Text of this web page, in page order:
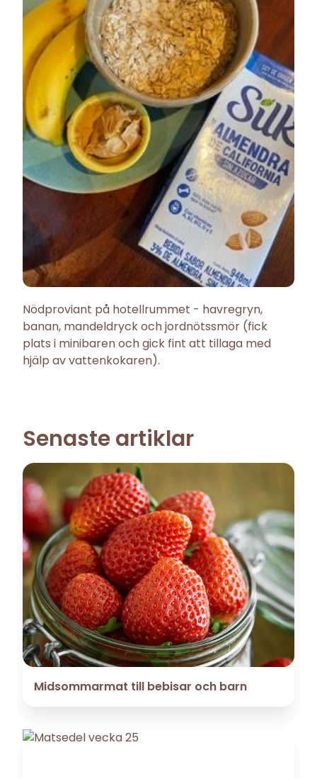
Nödproviant på hotellrummet - havregryn,
banan, mandeldryck och jordnötssmör (fick
plats i minibaren och gick fint att tillaga med
hjälp av vattenkokaren).
Senaste artiklar
Midsommarmat till bebisar och barn